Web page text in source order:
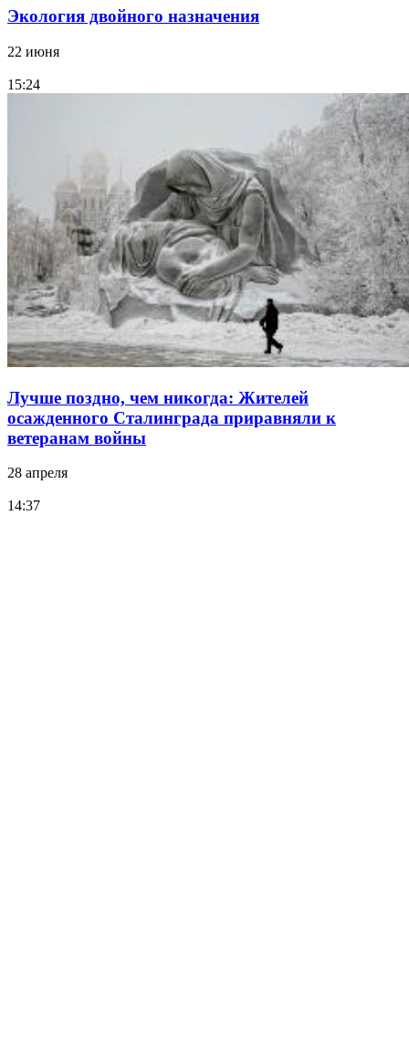
Экология двойного назначения
22 июня
15:24
Лучше поздно, чем никогда: Жителей
осажденного Сталинграда приравняли к
ветеранам войны
28 апреля
14:37